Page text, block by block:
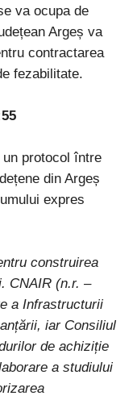
va ocupa de
Argeș va
contractarea
fezabilitate.
protocol între
din Argeș
expres
construirea
CNAIR (n.r. –
a Infrastructurii
iar Consiliul
de achiziție
a studiului